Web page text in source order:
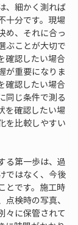
、細かく測れば
十分です。現場
め、それに合っ
ぶことが大切で
確認したい場合
が重要になりま
確認したい場合
同じ条件で測る
を確認したい場
を比較しやすい
る第一歩は、過
ではなく、今後
とです。施工時
検時の写真、
々に保管されて